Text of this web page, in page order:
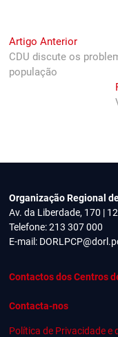
Navegação
de
artigos
Artigo AnteriorPrevious
post:
CDU discute os
população
Organização Regional
Av. da Liberdade, 170 |
Telefone: 213 307 000
E-mail:
Contactos dos Centros
Contacta-nos
Política de Privacidade e